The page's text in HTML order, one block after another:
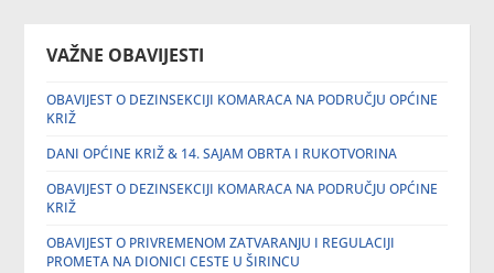
VAŽNE OBAVIJESTI
OBAVIJEST O DEZINSEKCIJI KOMARACA NA PODRUČJU OPĆINE
KRIŽ
DANI OPĆINE KRIŽ & 14. SAJAM OBRTA I RUKOTVORINA
OBAVIJEST O DEZINSEKCIJI KOMARACA NA PODRUČJU OPĆINE
KRIŽ
OBAVIJEST O PRIVREMENOM ZATVARANJU I REGULACIJI
PROMETA NA DIONICI CESTE U ŠIRINCU